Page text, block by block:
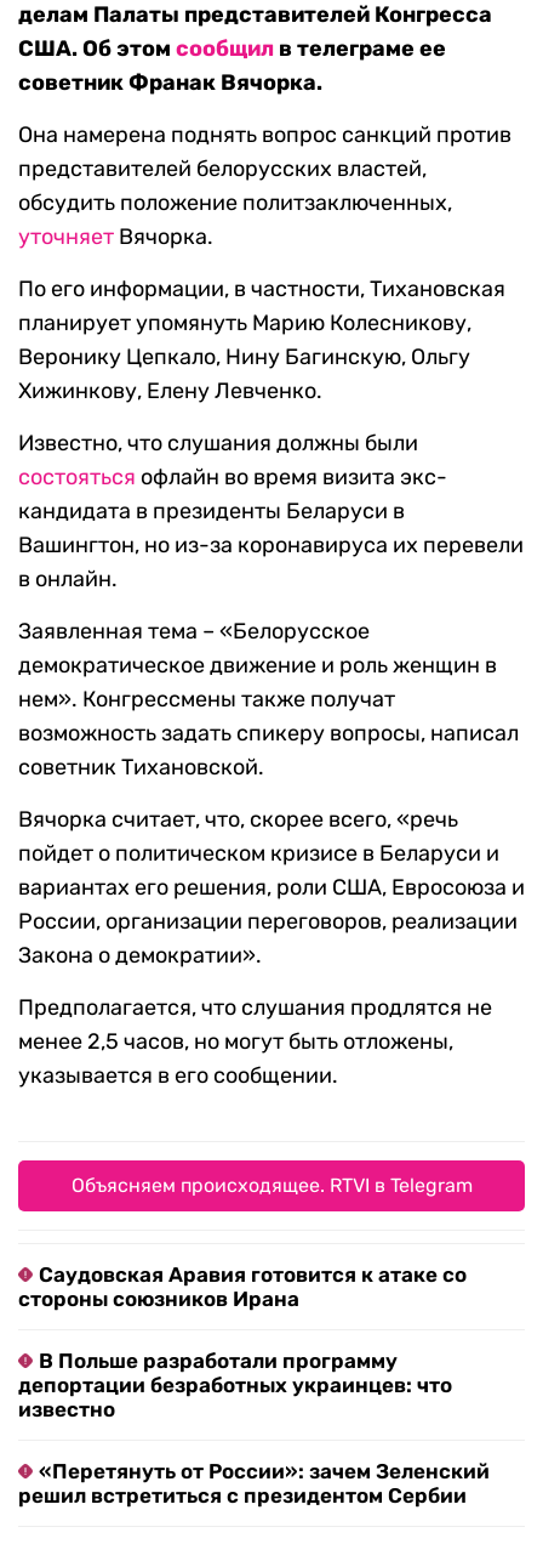
делам Палаты представителей Конгресса
США. Об этом сообщил в телеграме ее
советник Франак Вячорка.
Она намерена поднять вопрос санкций против
представителей белорусских властей,
обсудить положение политзаключенных,
уточняет Вячорка.
По его информации, в частности, Тихановская
планирует упомянуть Марию Колесникову,
Веронику Цепкало, Нину Багинскую, Ольгу
Хижинкову, Елену Левченко.
Известно, что слушания должны были
состояться офлайн во время визита экс-
кандидата в президенты Беларуси в ​​
Вашингтон, но из-за коронавируса их перевели
в онлайн.
Заявленная тема – «Белорусское
демократическое движение и роль женщин в
нем». Конгрессмены также получат
возможность задать спикеру вопросы, написал
советник Тихановской.
Вячорка считает, что, скорее всего, «речь
пойдет о политическом кризисе в Беларуси и
вариантах его решения, роли США, Евросоюза и
России, организации переговоров, реализации
Закона о демократии».
Предполагается, что слушания продлятся не
менее 2,5 часов, но могут быть отложены,
указывается в его сообщении.
Объясняем происходящее. RTVI в Telegram
Саудовская Аравия готовится к атаке со
стороны союзников Ирана
В Польше разработали программу
депортации безработных украинцев: что
известно
«Перетянуть от России»: зачем Зеленский
решил встретиться с президентом Сербии